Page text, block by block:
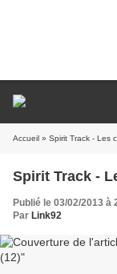
Accueil » Spirit Track - Les
Spirit Track -
Publié le 03/02/2013 à
Par Link92